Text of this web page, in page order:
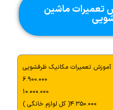
و نحوه رفع آن‌ها
برندهای مختلف
تنظیم مجدد برد
افزایش طول عمر برد
کاربردی
تعمیرات برد
عملکرد صحیح آن
تعمیرات ماشین
آموزش تعمیرات مکانیک ظرفشویی
6.900.000
10.000.000
4.350.000( کل لوازم خانگی )